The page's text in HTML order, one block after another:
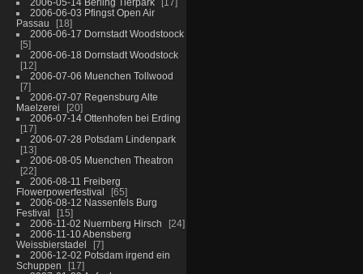
2006-06-03 Pfingst Open Air
Passau
18
2006-06-17 Dornstadt Woodstoock
5
2006-06-18 Dornstadt Woodstock
12
2006-07-06 Muenchen Tollwood
7
2006-07-07 Regensburg Alte
Maelzerei
20
2006-07-14 Ottenhofen bei Erding
17
2006-07-28 Potsdam Lindenpark
13
2006-08-05 Muenchen Theatron
22
2006-08-11 Freiberg
Flowerpowerfestival
65
2006-08-12 Nassenfels Burg
Festival
15
2006-11-02 Nuernberg Hirsch
24
2006-11-10 Abensberg
Weissbierstadel
7
2006-12-02 Potsdam irgend ein
Schuppen
17